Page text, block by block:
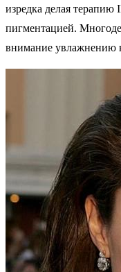
изредка делая терапию
пигментацией.
внимание увлажнению